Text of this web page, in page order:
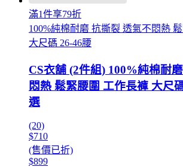
滿1件享79折
100%純棉耐磨 抗撕裂 透氣不悶熱
大尺碼 26-46腰
CS衣舖 (2件組) 100%純棉耐
悶熱 鬆緊腰圍 工作長褲 大尺
選
(20)
$710
(售價已折)
$899